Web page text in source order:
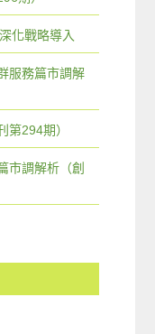
化戰略導入
服務篇市調解
第294期）
市調解析（創